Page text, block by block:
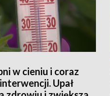
w cieniu i coraz
Upał